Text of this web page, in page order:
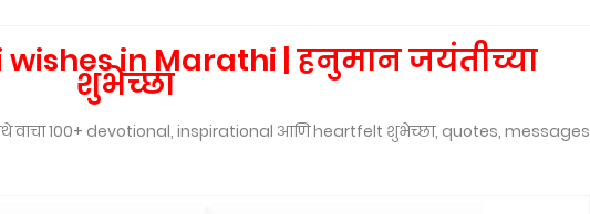
in Marathi | हनुमान जयंतीच्या
शुभेच्छा
वाचा 100+ devotional, inspirational आणि heartfelt शुभेच्छा, quotes, messages